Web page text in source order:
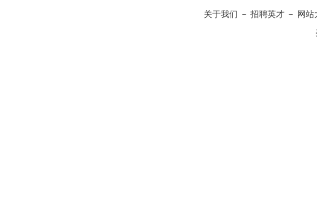
关于我们 － 招聘英才 － 网站